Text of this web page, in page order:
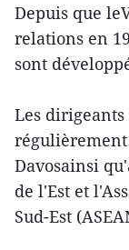
Depuis que
relations en
sont
Les
régulièrement
Davosainsi
de l'Est et
Sud-Est